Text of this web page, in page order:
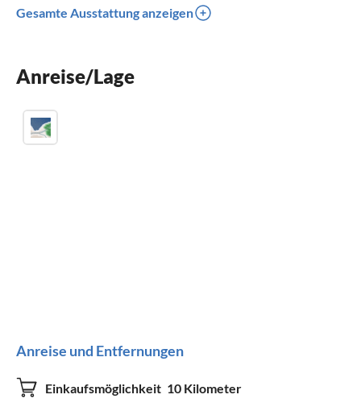
Spülmaschine
Kamin
Gesamte Ausstattung anzeigen
Anreise/Lage
Anreise und Entfernungen
Einkaufsmöglichkeit 10 Kilometer